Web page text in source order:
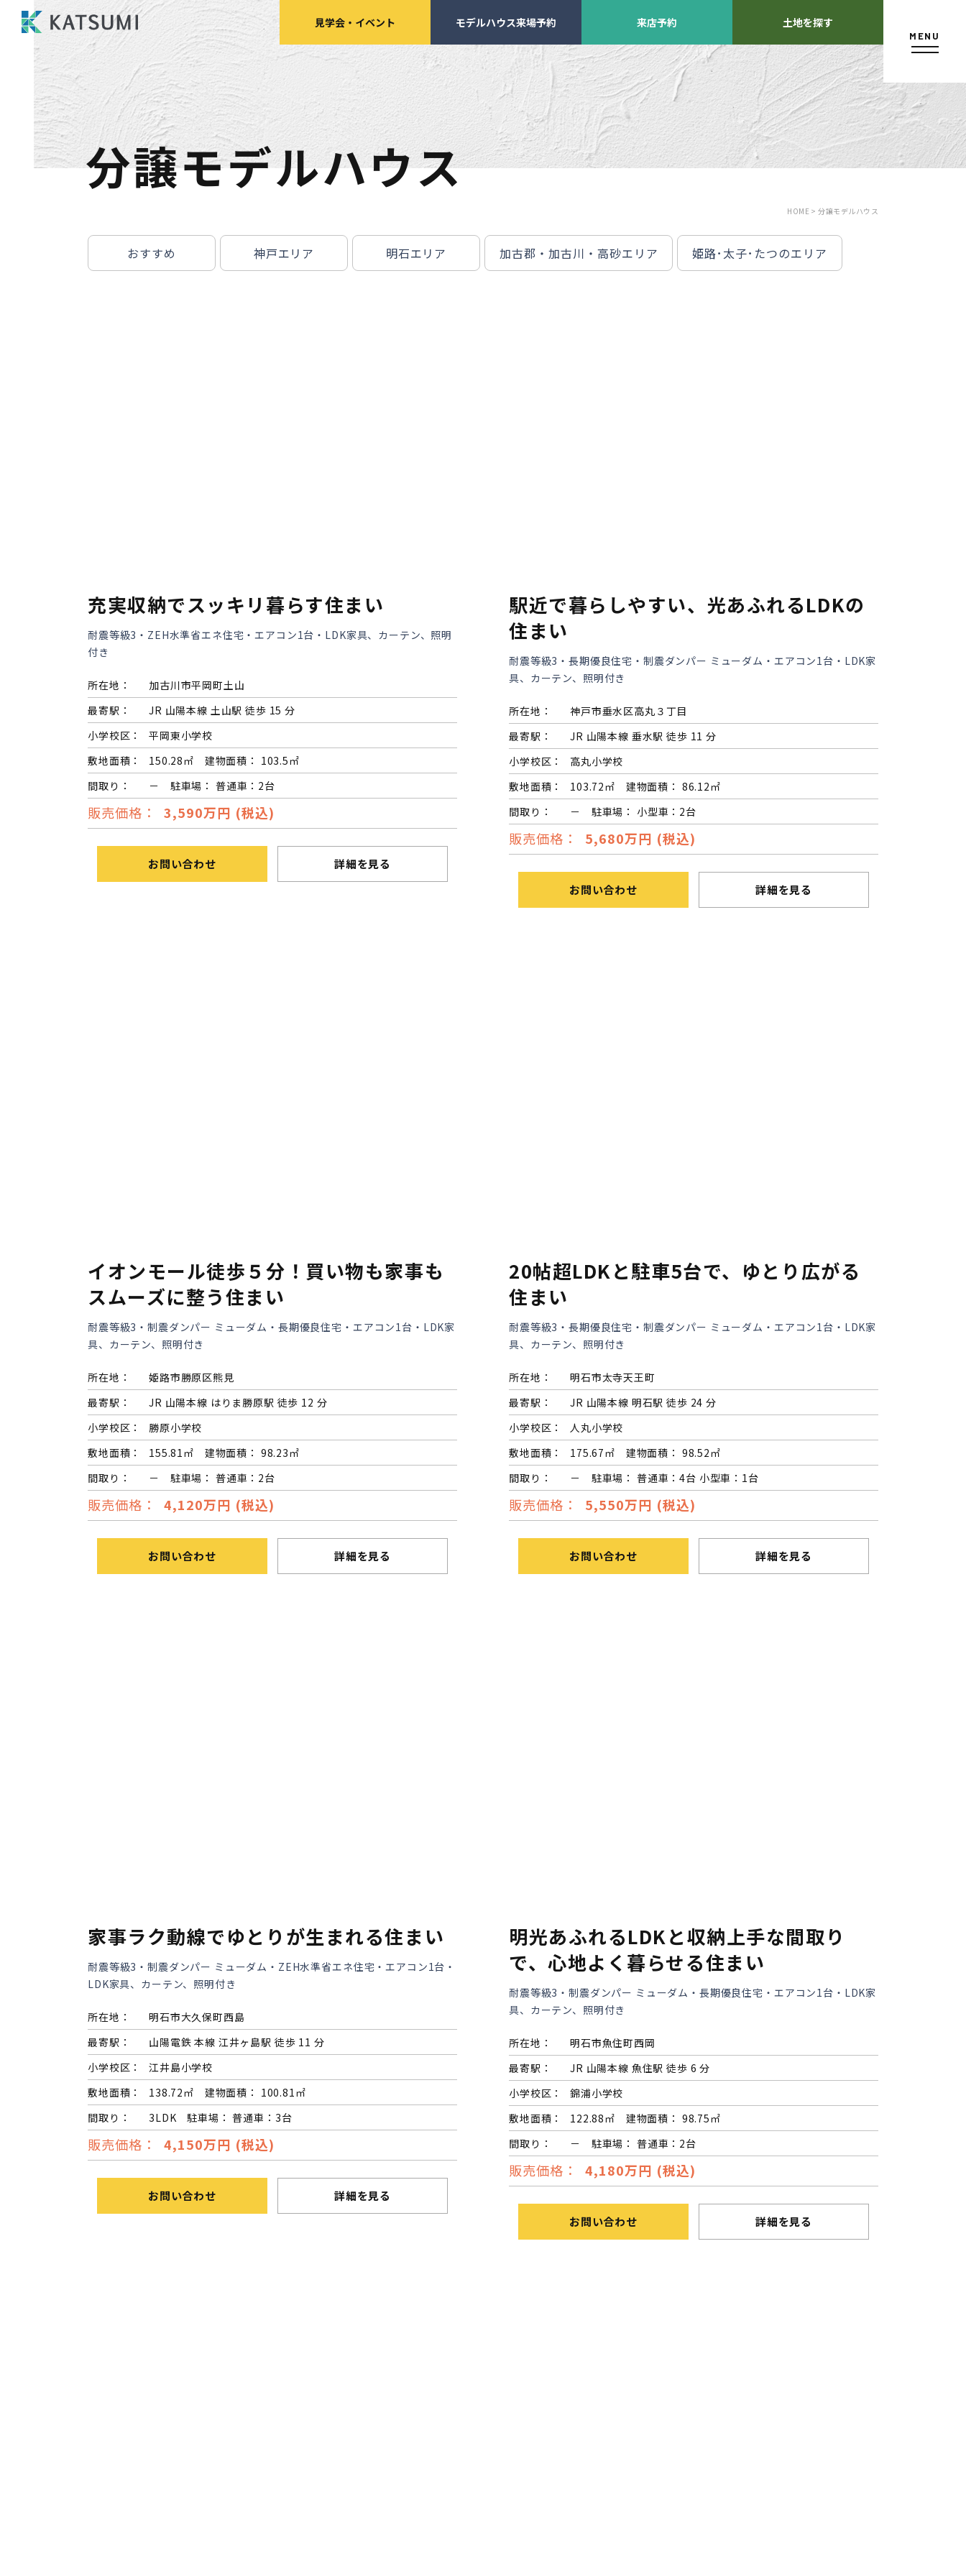
モデルハウス来場予約 見学会・ イベント来場予約
HOME
断熱・気密性能と快適性
ZEH
ラインナップ
施工実績 家づくりサポート よくあるご質問
見学会 ・ イベント モデルハウス来場予約 来店予約 土地を探す
MENU
分譲モデルハウス
HOME >分譲モデルハウス
おすすめ 神戸エリア 明石エリア 加古郡・加古川・高砂エリア 姫路･太子･たつのエリア
充実収納でスッキリ暮らす住まい
耐震等級3・ZEH水準省エネ住宅・エアコン1台・LDK家具、カーテン、照明
付き
所在地：
加古川市平岡町土山
最寄駅：
JR 山陽本線 土山駅 徒歩 15 分
小学校区：
平岡東小学校
敷地面積：
150.28㎡ 建物面積： 103.5㎡
間取り：
－ 駐車場： 普通車：2台
販売価格： 3,590万円 (税込)
お問い合わせ 詳細を見る
駅近で暮らしやすい、光あふれるLDKの
住まい
耐震等級3・長期優良住宅・制震ダンパー ミューダム・エアコン1台・LDK家
具、カーテン、照明付き
所在地：
神戸市垂水区高丸３丁目
最寄駅：
JR 山陽本線 垂水駅 徒歩 11 分
小学校区：
高丸小学校
敷地面積：
103.72㎡ 建物面積： 86.12㎡
間取り：
－ 駐車場： 小型車：2台
販売価格： 5,680万円 (税込)
お問い合わせ 詳細を見る
イオンモール徒歩５分！買い物も家事も
スムーズに整う住まい
耐震等級3・制震ダンパー ミューダム・長期優良住宅・エアコン1台・LDK家
具、カーテン、照明付き
所在地：
姫路市勝原区熊見
最寄駅：
JR 山陽本線 はりま勝原駅 徒歩 12 分
小学校区：
勝原小学校
敷地面積：
155.81㎡ 建物面積： 98.23㎡
間取り：
－ 駐車場： 普通車：2台
販売価格： 4,120万円 (税込)
お問い合わせ 詳細を見る
20帖超LDKと駐車5台で、ゆとり広がる
住まい
耐震等級3・長期優良住宅・制震ダンパー ミューダム・エアコン1台・LDK家
具、カーテン、照明付き
所在地：
明石市太寺天王町
最寄駅：
JR 山陽本線 明石駅 徒歩 24 分
小学校区：
人丸小学校
敷地面積：
175.67㎡ 建物面積： 98.52㎡
間取り：
－ 駐車場： 普通車：4台 小型車：1台
販売価格： 5,550万円 (税込)
お問い合わせ 詳細を見る
家事ラク動線でゆとりが生まれる住まい
耐震等級3・制震ダンパー ミューダム・ZEH水準省エネ住宅・エアコン1台・
LDK家具、カーテン、照明付き
所在地：
明石市大久保町西島
最寄駅：
山陽電鉄 本線 江井ヶ島駅 徒歩 11 分
小学校区：
江井島小学校
敷地面積：
138.72㎡ 建物面積： 100.81㎡
間取り：
3LDK 駐車場： 普通車：3台
販売価格： 4,150万円 (税込)
お問い合わせ 詳細を見る
明光あふれるLDKと収納上手な間取り
で、心地よく暮らせる住まい
耐震等級3・制震ダンパー ミューダム・長期優良住宅・エアコン1台・LDK家
具、カーテン、照明付き
所在地：
明石市魚住町西岡
最寄駅：
JR 山陽本線 魚住駅 徒歩 6 分
小学校区：
錦浦小学校
敷地面積：
122.88㎡ 建物面積： 98.75㎡
間取り：
－ 駐車場： 普通車：2台
販売価格： 4,180万円 (税込)
お問い合わせ 詳細を見る